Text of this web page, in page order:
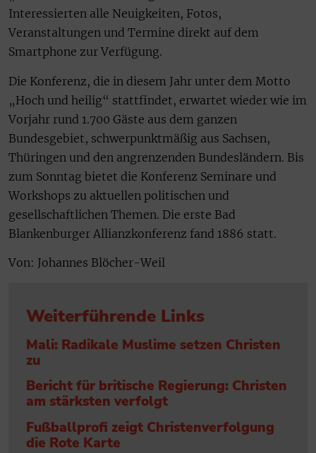
Interessierten alle Neuigkeiten, Fotos,
Veranstaltungen und Termine direkt auf dem
Smartphone zur Verfügung.
Die Konferenz, die in diesem Jahr unter dem Motto
„Hoch und heilig“ stattfindet, erwartet wieder wie im
Vorjahr rund 1.700 Gäste aus dem ganzen
Bundesgebiet, schwerpunktmäßig aus Sachsen,
Thüringen und den angrenzenden Bundesländern. Bis
zum Sonntag bietet die Konferenz Seminare und
Workshops zu aktuellen politischen und
gesellschaftlichen Themen. Die erste Bad
Blankenburger Allianzkonferenz fand 1886 statt.
Von: Johannes Blöcher-Weil
Weiterführende Links
Mali: Radikale Muslime setzen Christen
zu
Bericht für britische Regierung: Christen
am stärksten verfolgt
Fußballprofi zeigt Christenverfolgung
die Rote Karte